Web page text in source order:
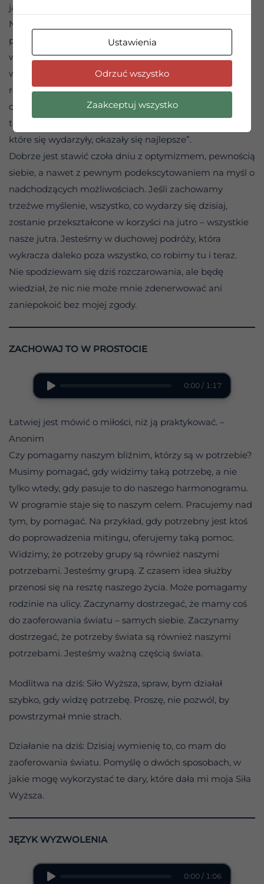
ja, Panie?” – odpowiadamy często.
Naszym najlepszym podejściem jest po prostu
postrzeganie życia jako mieszanki goryczy i słodyczy,
wiedząc, że otrzymaliśmy prawdziwe panowanie nad
warunkami. Nie zawsze możemy być pewni, że
rozczarowanie jest naprawdę tak złe, jak się wydaje, a
czasami może stać się krokiem ku naszemu dobru. Jak
to ujął pewien alkoholik, „niektóre z najgorszych rzeczy,
które się wydarzyły, okazały się najlepsze”.
Dobrze jest stawić czoła dniu z optymizmem, pewnością
siebie, a nawet z pewnym podekscytowaniem na myśl o
nadchodzących możliwościach. Jeśli zachowamy
trzeźwe myślenie, wszystko, co wydarzy się dzisiaj,
zostanie przekształcone w korzyści na jutro – wszystkie
nasze jutra. Jesteśmy w duchowej podróży, która
wykracza daleko poza wszystko, co robimy tu i teraz.
Nie spodziewam się dziś rozczarowania, ale będę
wiedział, że nic nie może mnie zdenerwować ani
zaniepokoić bez mojej zgody.
ZACHOWAJ TO W PROSTOCIE
0:00 / 1:17
Łatwiej jest mówić o miłości, niż ją praktykować. –
Anonim
Czy pomagamy naszym bliźnim, którzy są w potrzebie?
Musimy pomagać, gdy widzimy taką potrzebę, a nie
tylko wtedy, gdy pasuje to do naszego harmonogramu.
W programie staje się to naszym celem. Pracujemy nad
tym, by pomagać. Na przykład, gdy potrzebny jest ktoś
do poprowadzenia mitingu, oferujemy taką pomoc.
Widzimy, że potrzeby grupy są również naszymi
potrzebami. Jesteśmy grupą. Z czasem idea służby
przenosi się na resztę naszego życia. Może pomagamy
rodzinie na ulicy. Zaczynamy dostrzegać, że mamy coś
do zaoferowania światu – samych siebie. Zaczynamy
dostrzegać, że potrzeby świata są również naszymi
potrzebami. Jesteśmy ważną częścią świata.
Modlitwa na dziś: Siło Wyższa, spraw, bym działał
szybko, gdy widzę potrzebę. Proszę, nie pozwól, by
powstrzymał mnie strach.
Działanie na dziś: Dzisiaj wymienię to, co mam do
zaoferowania światu. Pomyślę o dwóch sposobach, w
jakie mogę wykorzystać te dary, które dała mi moja Siła
Wyższa.
JĘZYK WYZWOLENIA
0:00 / 1:06
Ustawienia
Odrzuć wszystko
Zaakceptuj wszystko